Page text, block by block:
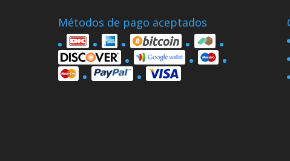
Métodos de pago aceptados